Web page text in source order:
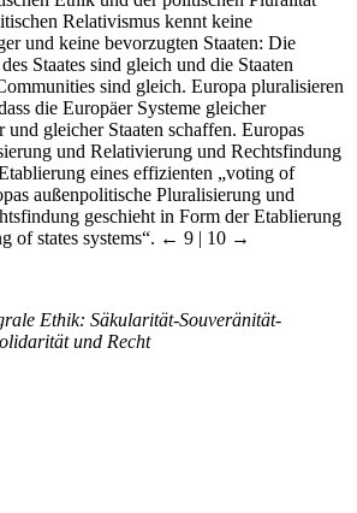
Relativismus kennt keine
und keine bevorzugten Staaten: Die
Staates sind gleich und die Staaten
sind gleich. Europa pluralisieren
die Europäer Systeme gleicher
und gleicher Staaten schaffen. Europas
und Relativierung und Rechtsfindung
eines effizienten „voting of
außenpolitische Pluralisierung und
geschieht in Form der Etablierung
of states systems“. ← 9 | 10 →
Ethik: Säkularität-Souveränität-
und Recht